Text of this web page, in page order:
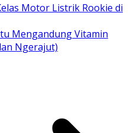
Motor Listrik Rookie di
Mengandung Vitamin
Ngerajut)